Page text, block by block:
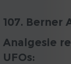
107. Berner
Analgesie
UFOs: